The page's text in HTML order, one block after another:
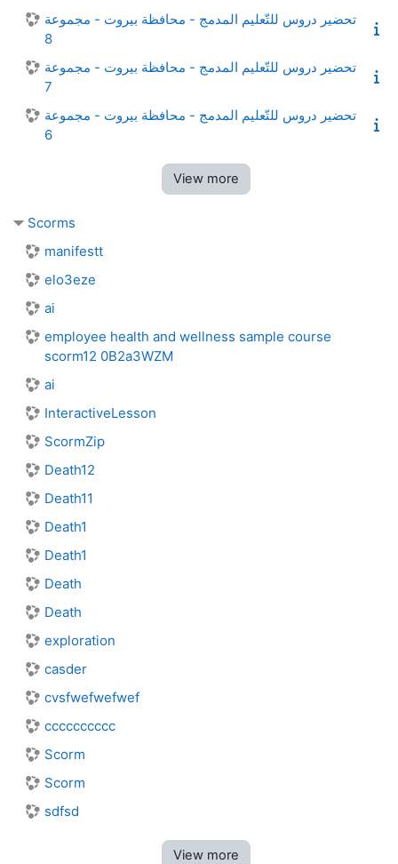
تحضير دروس للتّعليم المدمج - محافظة بيروت - مجموعة
8
تحضير دروس للتّعليم المدمج - محافظة بيروت - مجموعة
7
تحضير دروس للتّعليم المدمج - محافظة بيروت - مجموعة
6
View more
Scorms
manifestt
elo3eze
ai
employee health and wellness sample course
scorm12 0B2a3WZM
ai
InteractiveLesson
ScormZip
Death12
Death11
Death1
Death1
Death
Death
exploration
casder
cvsfwefwefwef
cccccccccc
Scorm
Scorm
sdfsd
View more